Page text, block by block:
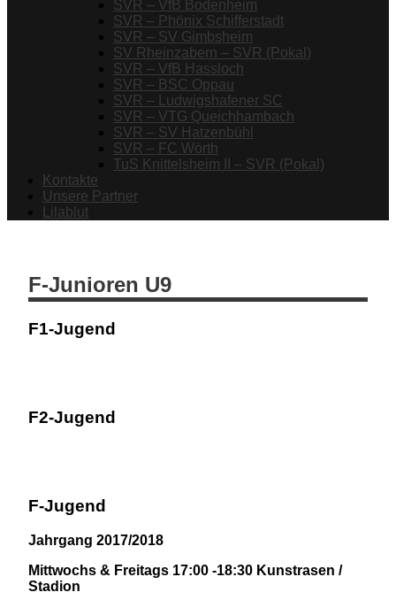
SVR – VfB Bodenheim
SVR – Phönix Schifferstadt
SVR – SV Gimbsheim
SV Rheinzabern – SVR (Pokal)
SVR – VfB Hassloch
SVR – BSC Oppau
SVR – Ludwigshafener SC
SVR – VTG Queichhambach
SVR – SV Hatzenbühl
SVR – FC Wörth
TuS Knittelsheim II – SVR (Pokal)
Kontakte
Unsere Partner
Lilablut
F-Junioren U9
F1-Jugend
F2-Jugend
F-Jugend
Jahrgang 2017/2018
Mittwochs & Freitags 17:00 -18:30 Kunstrasen /
Stadion